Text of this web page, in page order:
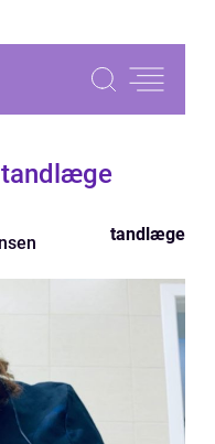
tandlæge
tandlæge